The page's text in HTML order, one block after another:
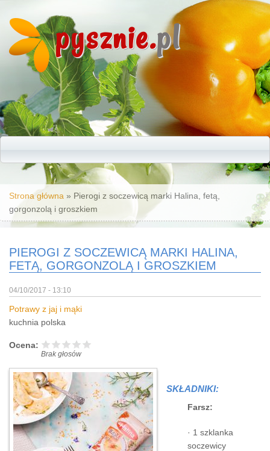
pysznie.pl
Jesteś tutaj
Strona główna » Pierogi z soczewicą marki Halina, fetą,
gorgonzolą i groszkiem
PIEROGI Z SOCZEWICĄ MARKI HALINA,
FETĄ, GORGONZOLĄ I GROSZKIEM
04/10/2017 - 13:10
Potrawy z jaj i mąki
kuchnia polska
Ocena:
Brak głosów
SKŁADNIKI:
Farsz:
· 1 szklanka
soczewicy